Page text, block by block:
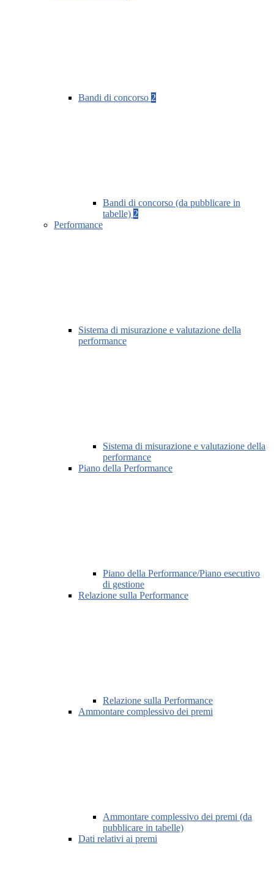
Bandi di concorso 2
Bandi di concorso (da pubblicare in
tabelle) 2
Performance
Sistema di misurazione e valutazione della
performance
Sistema di misurazione e valutazione della
performance
Piano della Performance
Piano della Performance/Piano esecutivo
di gestione
Relazione sulla Performance
Relazione sulla Performance
Ammontare complessivo dei premi
Ammontare complessivo dei premi (da
pubblicare in tabelle)
Dati relativi ai premi